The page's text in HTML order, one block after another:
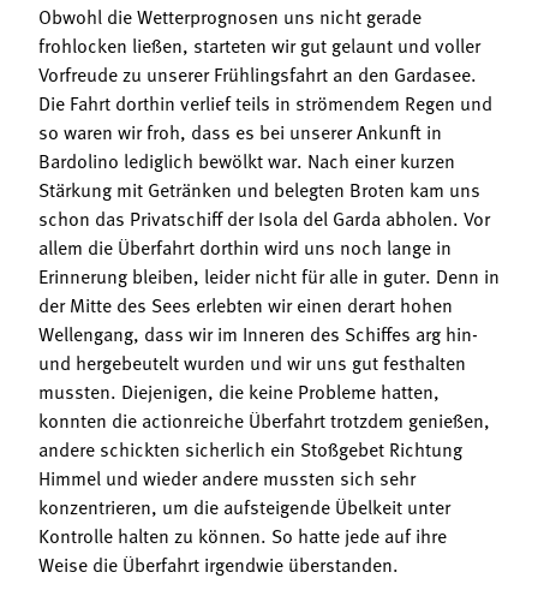
Obwohl die Wetterprognosen uns nicht gerade
frohlocken ließen, starteten wir gut gelaunt und voller
Vorfreude zu unserer Frühlingsfahrt an den Gardasee.
Die Fahrt dorthin verlief teils in strömendem Regen und
so waren wir froh, dass es bei unserer Ankunft in
Bardolino lediglich bewölkt war. Nach einer kurzen
Stärkung mit Getränken und belegten Broten kam uns
schon das Privatschiff der Isola del Garda abholen. Vor
allem die Überfahrt dorthin wird uns noch lange in
Erinnerung bleiben, leider nicht für alle in guter. Denn in
der Mitte des Sees erlebten wir einen derart hohen
Wellengang, dass wir im Inneren des Schiffes arg hin-
und hergebeutelt wurden und wir uns gut festhalten
mussten. Diejenigen, die keine Probleme hatten,
konnten die actionreiche Überfahrt trotzdem genießen,
andere schickten sicherlich ein Stoßgebet Richtung
Himmel und wieder andere mussten sich sehr
konzentrieren, um die aufsteigende Übelkeit unter
Kontrolle halten zu können. So hatte jede auf ihre
Weise die Überfahrt irgendwie überstanden.